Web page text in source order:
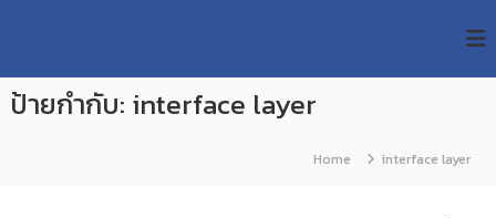
p
U
T
วิ
ท
ป้ายกำกับ: interface layer
Home interface layer